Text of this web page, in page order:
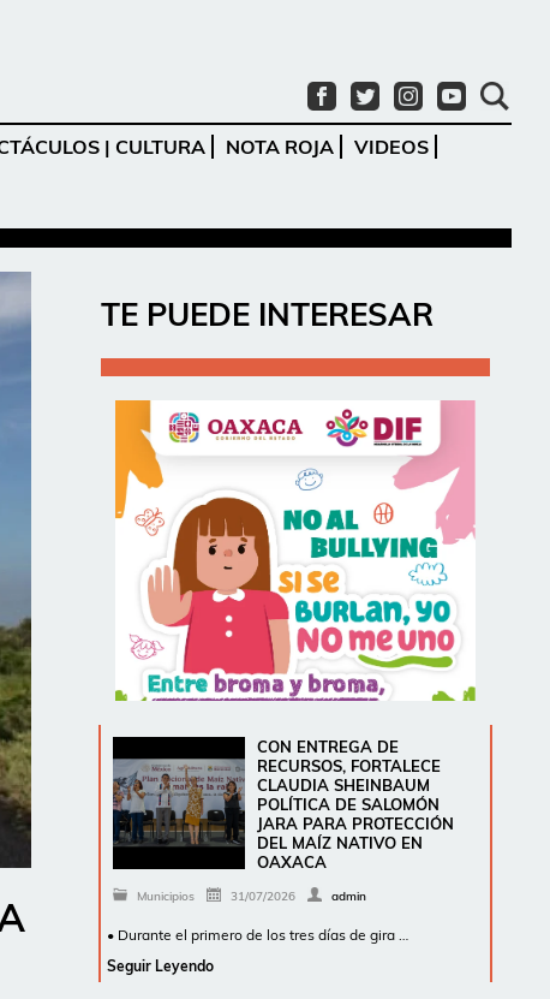
| CULTURA NOTA ROJA
VIDEOS
TE PUEDE INTERESAR
CON ENTREGA DE
RECURSOS, FORTALECE
CLAUDIA SHEINBAUM
POLÍTICA DE SALOMÓN
JARA PARA PROTECCIÓN
DEL MAÍZ NATIVO EN
OAXACA
Municipios 31/07/2026 admin
• Durante el primero de los tres días de gira …
Seguir Leyendo